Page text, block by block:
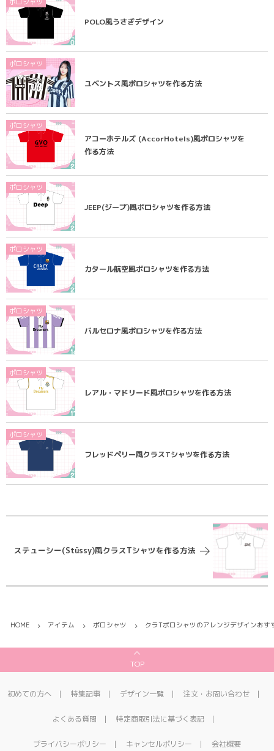
ポロシャツ
POLO風うさぎデザイン
ポロシャツ
ユベントス風ポロシャツを作る方法
ポロシャツ
アコーホテルズ (AccorHotels)風ポロシャツを
作る方法
ポロシャツ
JEEP(ジープ)風ポロシャツを作る方法
ポロシャツ
カタール航空風ポロシャツを作る方法
ポロシャツ
バルセロナ風ポロシャツを作る方法
ポロシャツ
レアル・マドリード風ポロシャツを作る方法
ポロシャツ
フレッドペリー風クラスTシャツを作る方法
ステューシー(Stüssy)風クラスTシャツを作る方法
HOME アイテム ポロシャツ クラTポロシャツのアレンジデザインおす
TOP
初めての方へ 特集記事 デザイン一覧 注文・お問い合わせ
よくある質問 特定商取引法に基づく表記
プライバシーポリシー キャンセルポリシー 会社概要